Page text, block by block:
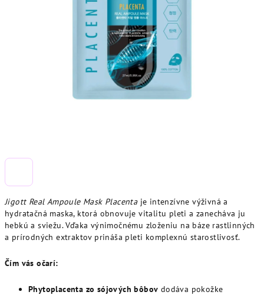
Jigott Real Ampoule Mask Placentaje intenzívne výživná a
hydratačná maska, ktorá obnovuje vitalitu pleti a zanecháva ju
hebkú a sviežu. Vďaka výnimočnému zloženiu na báze rastlinných
a prírodných extraktov prináša pleti komplexnú starostlivosť.
Čím vás očarí:
Phytoplacenta zo sójových bôbov dodáva pokožke